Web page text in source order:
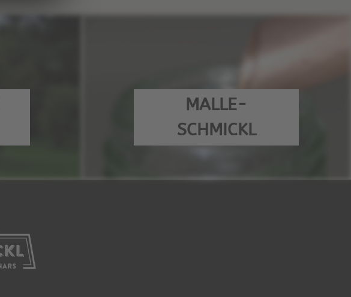
MALLE-
SCHMICKL